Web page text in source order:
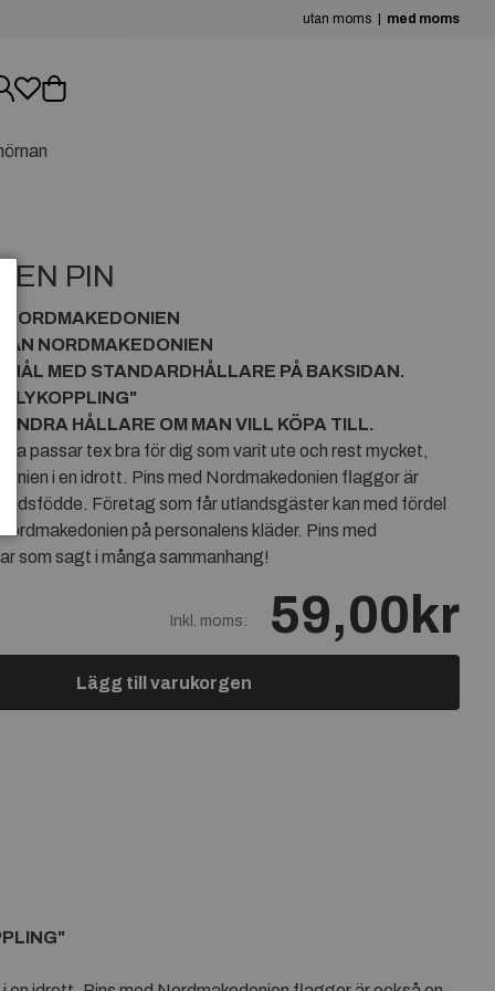
utan moms med moms
PIN
NORDMAKEDONIEN
NORDMAKEDONIEN
NÅL MED STANDARDHÅLLARE PÅ BAKSIDAN.
HÅLLARE OM MAN VILL KÖPA TILL.
passar tex bra för dig som varit ute och rest mycket,
i en idrott. Pins med Nordmakedonien flaggor är
Företag som får utlandsgäster kan med fördel
på personalens kläder. Pins med
som sagt i många sammanhang!
Inkl. moms: 59,00kr
Lägg till varukorgen